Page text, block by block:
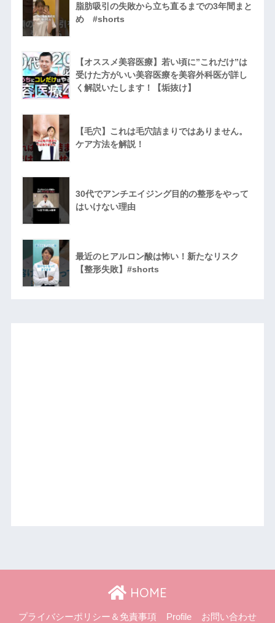
脂肪吸引の失敗から立ち直るまでの3年間まと
め #shorts
【オススメ美容医療】若い頃に”これだけ”は
受けた方がいい美容医療を美容外科医が詳し
く解説いたします！【垢抜け】
【毛穴】これは毛穴詰まりではありません。
ケア方法を解説！
30代でアンチエイジング目的の整形をやって
はいけない理由
最近のヒアルロン酸は怖い！新たなリスク
【整形失敗】#shorts
HOME
プライバシーポリシー＆免責事項 Profile お問い合わせ